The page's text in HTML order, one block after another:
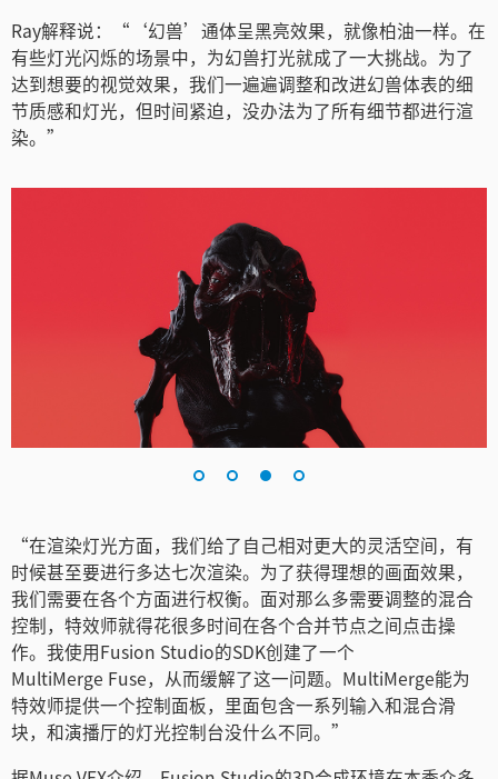
Ray解释说：“‘幻兽’通体呈黑亮效果，就像柏油一样。在
有些灯光闪烁的场景中，为幻兽打光就成了一大挑战。为了
达到想要的视觉效果，我们一遍遍调整和改进幻兽体表的细
节质感和灯光，但时间紧迫，没办法为了所有细节都进行渲
染。”
“在渲染灯光方面，我们给了自己相对更大的灵活空间，有
时候甚至要进行多达七次渲染。为了获得理想的画面效果，
我们需要在各个方面进行权衡。面对那么多需要调整的混合
控制，特效师就得花很多时间在各个合并节点之间点击操
作。我使用Fusion Studio的SDK创建了一个
MultiMerge Fuse，从而缓解了这一问题。MultiMerge能为
特效师提供一个控制面板，里面包含一系列输入和混合滑
块，和演播厅的灯光控制台没什么不同。”